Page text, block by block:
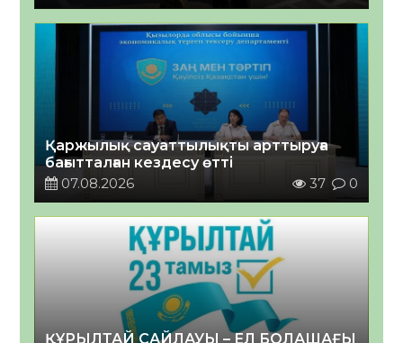
Қаржылық сауаттылықты арттыруға
бағытталған кездесу өтті
07.08.2026
37 0
ҚҰРЫЛТАЙ САЙЛАУЫ – ЕЛ БОЛАШАҒЫ